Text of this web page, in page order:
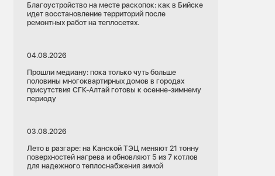
Благоустройство на месте раскопок: как в Бийске
идет восстановление территорий после
ремонтных работ на теплосетях.
04.08.2026
Прошли медиану: пока только чуть больше
половины многоквартирных домов в городах
присутствия СГК-Алтай готовы к осенне-зимнему
периоду
03.08.2026
Лето в разгаре: на Канской ТЭЦ меняют 21 тонну
поверхностей нагрева и обновляют 5 из 7 котлов
для надежного теплоснабжения зимой